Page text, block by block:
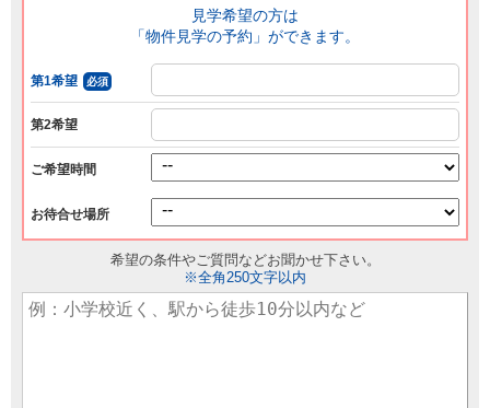
見学希望の方は
「物件見学の予約」ができます。
第1希望 必須
第2希望
ご希望時間
お待合せ場所
希望の条件やご質問などお聞かせ下さい。
※全角250文字以内